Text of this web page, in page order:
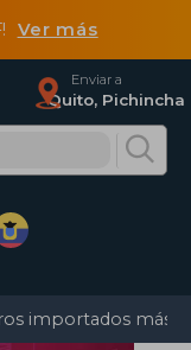
Ver más
Enviar a
Quito, Pichincha
importados más